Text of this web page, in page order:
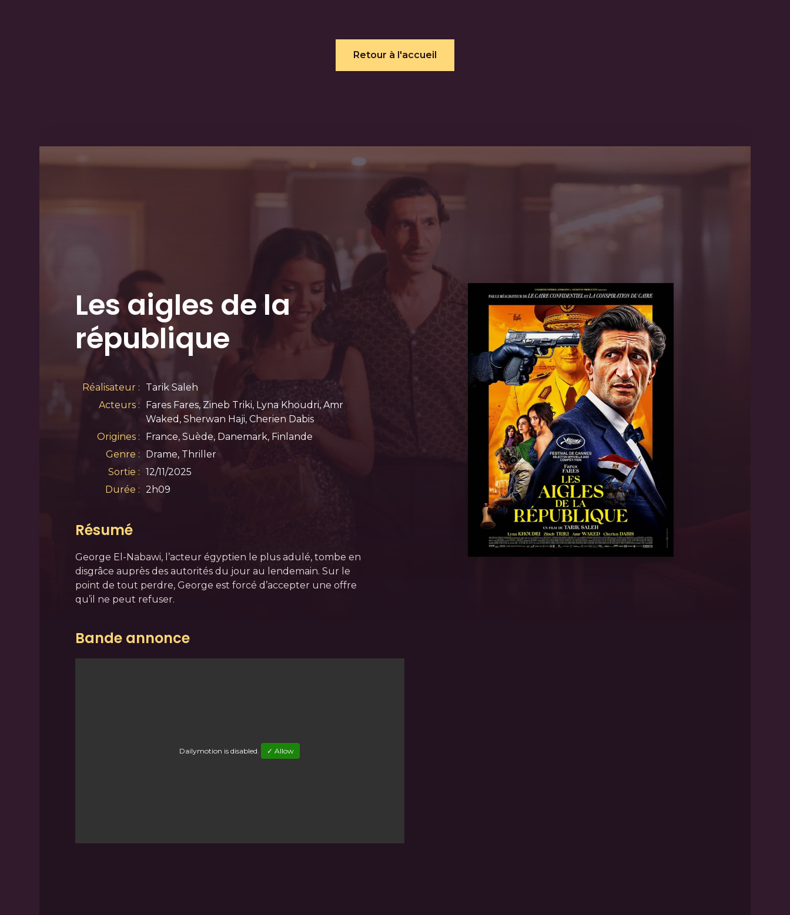
Retour à l'accueil
Les aigles de la
république
Réalisateur :
Tarik Saleh
Acteurs :
Fares Fares, Zineb Triki, Lyna Khoudri, Amr
Waked, Sherwan Haji, Cherien Dabis
Origines :
France, Suède, Danemark, Finlande
Genre :
Drame, Thriller
Sortie : 12/11/2025
Durée : 2h09
Résumé
George El-Nabawi, l’acteur égyptien le plus adulé, tombe en
disgrâce auprès des autorités du jour au lendemain. Sur le
point de tout perdre, George est forcé d’accepter une offre
qu’il ne peut refuser.
Bande annonce
Dailymotion is disabled. ✓ Allow